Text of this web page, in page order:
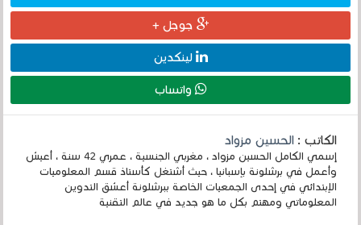
جوجل +
لينكدين
واتساب
الكاتب :الحسين مزواد
إسمي الكامل الحسين مزواد ، مغربي الجنسية ، عمري 42 سنة ، أعيش
وأعمل في برشلونة بإسبانيا ، حيث أشتغل كأستاذ قسم المعلوميات
الإبتدائي في إحدى الجمعيات الخاصة ببرشلونة أعشق التدوين
المعلوماتي ومهتم بكل ما هو جديد في عالم التقنية